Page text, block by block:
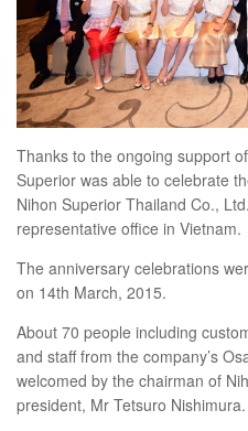
Thanks to the ongoing support
Superior was able to celebrate
Nihon Superior Thailand Co.,
representative office in Vietnam.
The anniversary celebrations
on 14th March, 2015.
About 70 people including
and staff from the company’s
welcomed by the chairman of
president, Mr Tetsuro Nishimura.